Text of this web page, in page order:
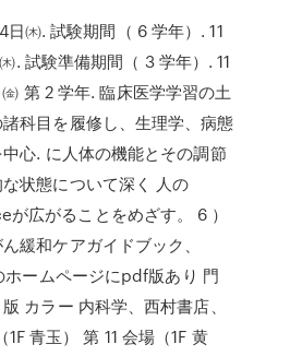
日㈭. 試験期間（ 6 学年）. 11
. 試験準備期間（ 3 学年）. 11
第 2 学年. 臨床医学学習の土
科目を履修し、生理学、病態
心. に人体の機能とその調節
状態について深く 人の
広がることをめざす。 6 ）
緩和ケアガイドブック、
ホームページにpdf版あり 門
カラー 内科学、西村書店、
青玉） 第 11 会場（1F 黄